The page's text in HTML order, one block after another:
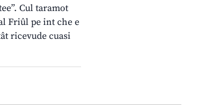
Cul taramot
Friûl pe int che e
ricevude cuasi